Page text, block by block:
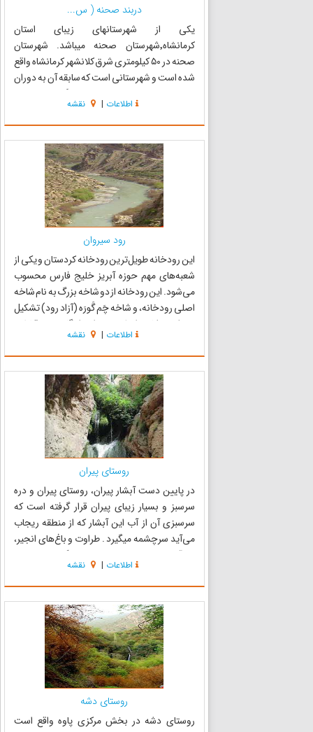
دربند صحنه ( س...
یکی از شهرستانهای زیبای استان
کرمانشاه٬شهرستان صحنه میباشد. شهرستان
صحنه در ۵۰ کیلومتری شرق کلانشهر کرمانشاه واقع
شده است و شهرستانی است که سابقه آن به دوران
پیش از اسلام می‌رسد و این مهم از گوردخمه هایی
که از دوره هخامنشی در این شهر وجود دارد،معلوم
می‌گردد. از دیدنی‌ترین جاهای شهرستا...
اطلاعات | نقشه
رود سیروان
این رودخانه طویل‌ترین رودخانه کردستان و یکی از
شعبه‌های مهم حوزه آبریز خلیج فارس محسوب
می‌شود. این رودخانه از دو شاخه بزرگ به نام شاخه
اصلی رودخانه، و شاخه چَم گَورَه (آزاد رود) تشکیل
می‌شود. شاخه اصلی سیروان، از گاورود و قشلاق
تشکیل و شعبه‌های آن به منزله شریان‌های حیاتی
کردستان قلمد...
اطلاعات | نقشه
روستای پیران
در پایین دست آبشار پیران، روستای پیران و دره
سرسبز و بسیار زیبای پیران قرار گرفته است که
سرسبزی آن از آب این آبشار که از منطقه ریجاب
می‌آید سرچشمه میگیرد . طراوت و باغ‌های انجیر،
زرد آلو و انار در این منطقه بهشتی دیگر را برای انسان
ترسیم می‌کند که ساعت‌ها دیدگان هر بیننده ای را
خیره می...
اطلاعات | نقشه
روستای دشه
روستای دشه در بخش مرکزی پاوه واقع است